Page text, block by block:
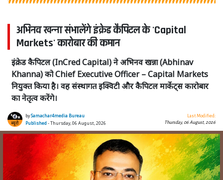
अभिनव खन्ना संभालेंगे इंक्रेड कैपिटल के 'Capital
Markets' कारोबार की कमान
इंक्रेड कैपिटल (InCred Capital) ने अभिनव खन्ना (Abhinav
Khanna) को Chief Executive Officer – Capital Markets
नियुक्त किया है। वह संस्थागत इक्विटी और कैपिटल मार्केट्स कारोबार
का नेतृत्व करेंगे।
bySamachar4media Bureau
Published- Thursday, 06 August, 2026
Last Modified:
Thursday, 06 August, 2026